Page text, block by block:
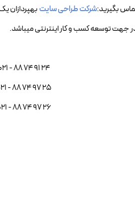
بگيريد:شرکت طراحی سایت بهپردازان
جهت توسعه کسب و کار اینترنتی میباشد.
- 88 74 91 24
- 88 74 97 25
- 88 74 97 26